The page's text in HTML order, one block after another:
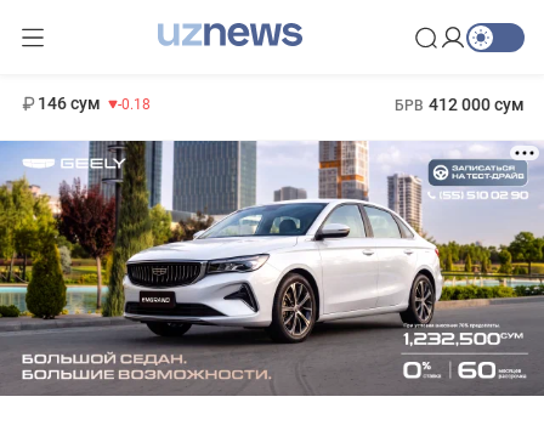
146 сум -0.18 БРВ 412 000 сум